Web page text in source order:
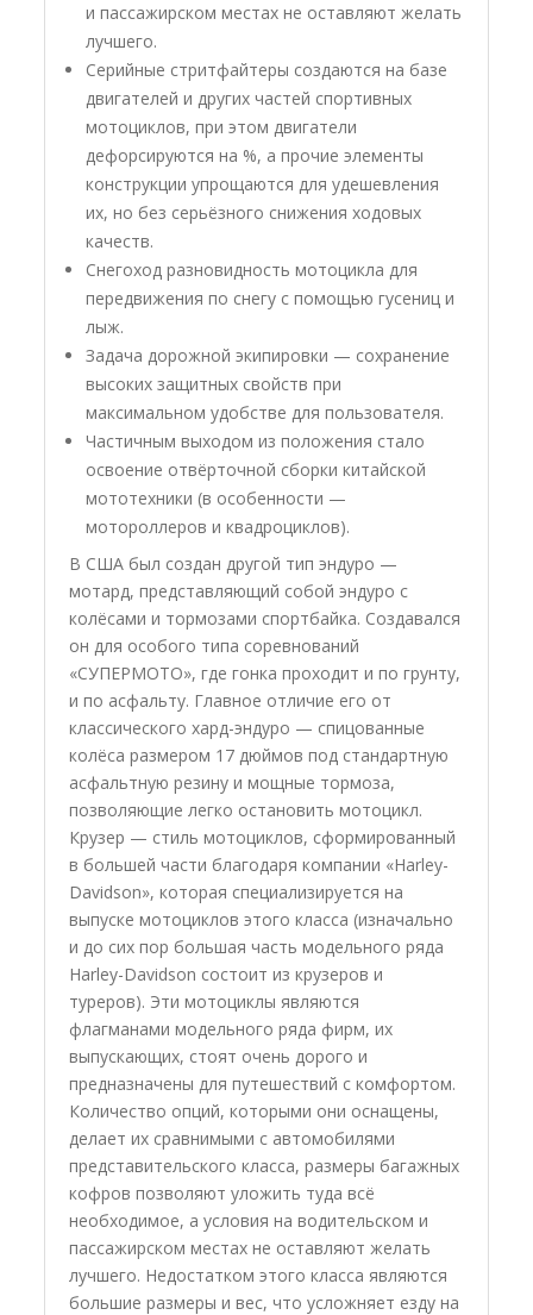
и пассажирском местах не оставляют желать
лучшего.
Серийные стритфайтеры создаются на базе
двигателей и других частей спортивных
мотоциклов, при этом двигатели
дефорсируются на %, а прочие элементы
конструкции упрощаются для удешевления
их, но без серьёзного снижения ходовых
качеств.
Снегоход разновидность мотоцикла для
передвижения по снегу с помощью гусениц и
лыж.
Задача дорожной экипировки — сохранение
высоких защитных свойств при
максимальном удобстве для пользователя.
Частичным выходом из положения стало
освоение отвёрточной сборки китайской
мототехники (в особенности —
мотороллеров и квадроциклов).
В США был создан другой тип эндуро —
мотард, представляющий собой эндуро с
колёсами и тормозами спортбайка. Создавался
он для особого типа соревнований
«СУПЕРМОТО», где гонка проходит и по грунту,
и по асфальту. Главное отличие его от
классического хард-эндуро — спицованные
колёса размером 17 дюймов под стандартную
асфальтную резину и мощные тормоза,
позволяющие легко остановить мотоцикл.
Крузер — стиль мотоциклов, сформированный
в большей части благодаря компании «Harley-
Davidson», которая специализируется на
выпуске мотоциклов этого класса (изначально
и до сих пор большая часть модельного ряда
Harley-Davidson состоит из крузеров и
туреров). Эти мотоциклы являются
флагманами модельного ряда фирм, их
выпускающих, стоят очень дорого и
предназначены для путешествий с комфортом.
Количество опций, которыми они оснащены,
делает их сравнимыми с автомобилями
представительского класса, размеры багажных
кофров позволяют уложить туда всё
необходимое, а условия на водительском и
пассажирском местах не оставляют желать
лучшего. Недостатком этого класса являются
большие размеры и вес, что усложняет езду на